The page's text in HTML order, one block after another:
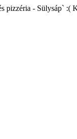
pizzéria - Sülysáp` :(